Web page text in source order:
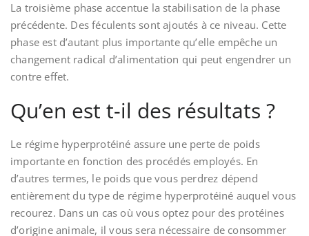
La troisième phase accentue la stabilisation de la phase
précédente. Des féculents sont ajoutés à ce niveau. Cette
phase est d’autant plus importante qu’elle empêche un
changement radical d’alimentation qui peut engendrer un
contre effet.
Qu’en est t-il des résultats ?
Le régime hyperprotéiné assure une perte de poids
importante en fonction des procédés employés. En
d’autres termes, le poids que vous perdrez dépend
entièrement du type de régime hyperprotéiné auquel vous
recourez. Dans un cas où vous optez pour des protéines
d’origine animale, il vous sera nécessaire de consommer